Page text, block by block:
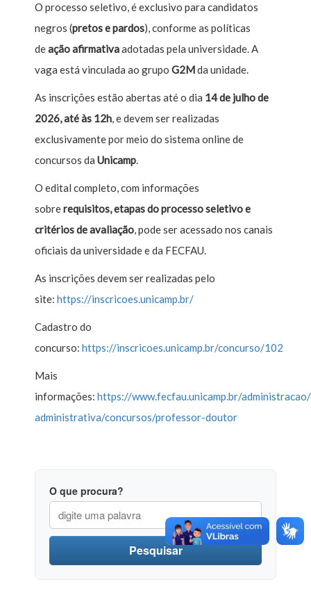
O processo seletivo, é exclusivo para candidatos
negros (pretos e pardos), conforme as políticas
deação afirmativaadotadas pela universidade. A
vaga está vinculada ao grupo G2Mda unidade.
As inscrições estão abertas até o dia 14 de julho de
2026, até às 12h, e devem ser realizadas
exclusivamente por meio do sistema online de
concursos da Unicamp.
O edital completo, com informações
sobrerequisitos, etapas do processo seletivo e
critérios de avaliação, pode ser acessado nos canais
oficiais da universidade e da FECFAU.
As inscrições devem ser realizadas pelo
site: https://inscricoes.unicamp.br/
Cadastro do
concurso: https://inscricoes.unicamp.br/concurso/102
Mais
informações: https://www.fecfau.unicamp.br/
administrativa/concursos/professor-doutor
O que procura?
Pesquisar